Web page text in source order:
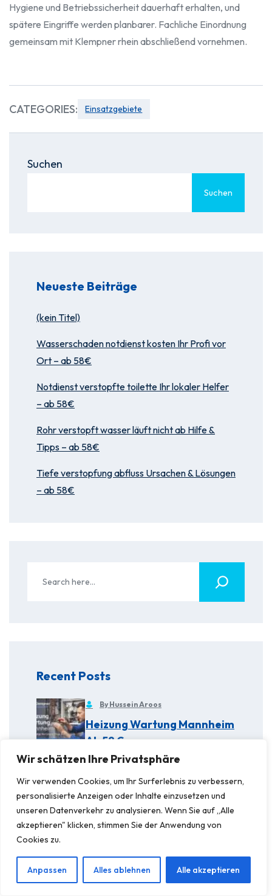
Wir schätzen Ihre Privatsphäre
Wir verwenden Cookies, um Ihr Surferlebnis zu verbessern,
personalisierte Anzeigen oder Inhalte einzusetzen und
unseren Datenverkehr zu analysieren. Wenn Sie auf „Alle
akzeptieren" klicken, stimmen Sie der Anwendung von
Cookies zu.
Anpassen Alles ablehnen Alle akzeptieren
Hygiene und Betriebssicherheit dauerhaft erhalten, und
spätere Eingriffe werden planbarer. Fachliche Einordnung
gemeinsam mit Klempner rhein abschließend vornehmen.
CATEGORIES: Einsatzgebiete
Suchen
Suchen
Neueste Beiträge
(kein Titel)
Wasserschaden notdienst kosten Ihr Profi vor
Ort – ab 58€
Notdienst verstopfte toilette Ihr lokaler Helfer
– ab 58€
Rohr verstopft wasser läuft nicht ab Hilfe &
Tipps – ab 58€
Tiefe verstopfung abfluss Ursachen & Lösungen
– ab 58€
Recent Posts
By Hussein Aroos
Heizung Wartung Mannheim
Ab 58 €
Sanitärdienst Mannheim |
Ihr 24h Klempner
Gas Wasser Installateur
Mannheim | 24/7